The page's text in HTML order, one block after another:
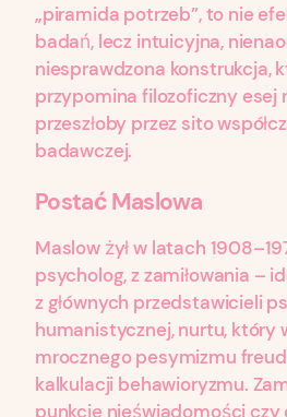
„piramida potrzeb”, to nie
badań, lecz intuicyjna,
niesprawdzona konstrukcja,
przypomina filozoficzny esej
przeszłoby przez sito
badawczej.
Postać Maslowa
Maslow żył w latach
psycholog, z zamiłowania –
z głównych przedstawicieli
humanistycznej, nurtu, który
mrocznego pesymizmu
kalkulacji behawioryzmu.
punkcie nieświadomości czy